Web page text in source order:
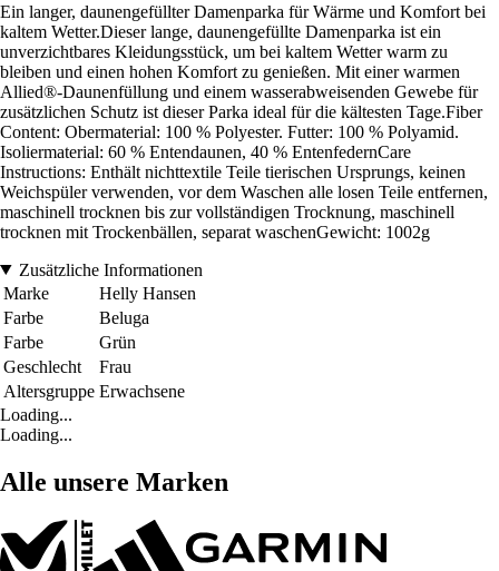
Ein langer, daunengefüllter Damenparka für Wärme und Komfort bei
kaltem Wetter.Dieser lange, daunengefüllte Damenparka ist ein
unverzichtbares Kleidungsstück, um bei kaltem Wetter warm zu
bleiben und einen hohen Komfort zu genießen. Mit einer warmen
Allied®-Daunenfüllung und einem wasserabweisenden Gewebe für
zusätzlichen Schutz ist dieser Parka ideal für die kältesten Tage.Fiber
Content: Obermaterial: 100 % Polyester. Futter: 100 % Polyamid.
Isoliermaterial: 60 % Entendaunen, 40 % EntenfedernCare
Instructions: Enthält nichttextile Teile tierischen Ursprungs, keinen
Weichspüler verwenden, vor dem Waschen alle losen Teile entfernen,
maschinell trocknen bis zur vollständigen Trocknung, maschinell
trocknen mit Trockenbällen, separat waschenGewicht: 1002g
Zusätzliche Informationen
Marke
Helly Hansen
Farbe
Beluga
Farbe
Grün
Geschlecht
Frau
Altersgruppe Erwachsene
Loading...
Loading...
Alle unsere Marken